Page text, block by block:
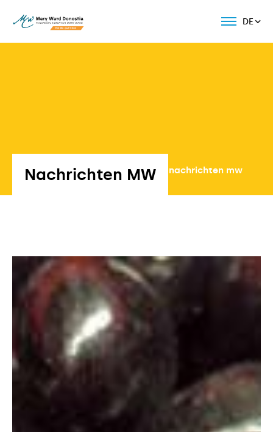
DE
Volver a nachrichten mw
Nachrichten MW